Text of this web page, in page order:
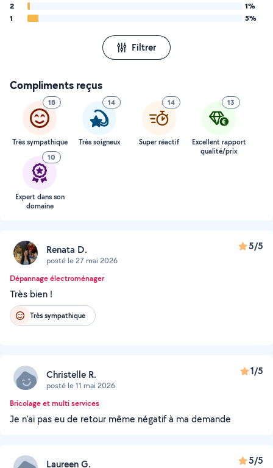
2
1%
1
5%
Filtrer
Compliments reçus
18
Très sympathique
14
Très soigneux
14
Super réactif
13
Excellent rapport
qualité/prix
10
Expert dans son
domaine
Renata D.
posté le 27 mai 2026
5/5
Dépannage électroménager
Très bien !
Très sympathique
Christelle R.
posté le 11 mai 2026
1/5
Bricolage et multi services
Je n'ai pas eu de retour même négatif à ma demande
Laureen G. 5/5